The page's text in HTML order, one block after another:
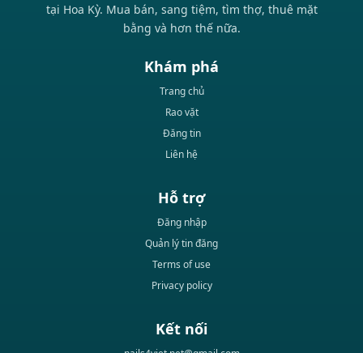
tại Hoa Kỳ. Mua bán, sang tiệm, tìm thợ, thuê mặt
bằng và hơn thế nữa.
Khám phá
Trang chủ
Rao vặt
Đăng tin
Liên hệ
Hỗ trợ
Đăng nhập
Quản lý tin đăng
Terms of use
Privacy policy
Kết nối